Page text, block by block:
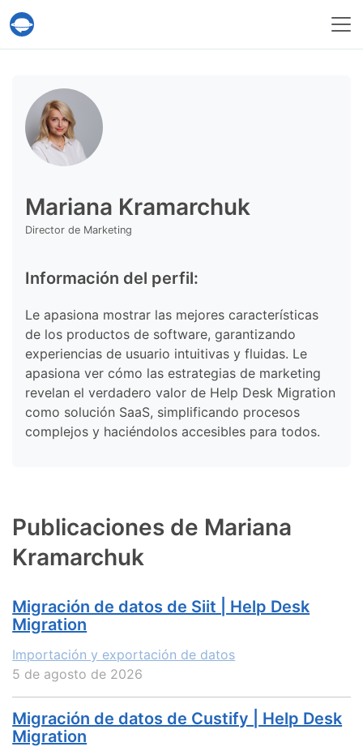
Servicio Help Desk Migration
Publicaciones de Mariana
Kramarchuk
Migración de datos de Siit | Help Desk
Migration
Importación y exportación de datos
5 de agosto de 2026
Migración de datos de Custify | Help Desk
Migration
Mariana Kramarchuk
Director de Marketing
Información del perfil:
Le apasiona mostrar las mejores características
de los productos de software, garantizando
experiencias de usuario intuitivas y fluidas. Le
apasiona ver cómo las estrategias de marketing
revelan el verdadero valor de Help Desk Migration
como solución SaaS, simplificando procesos
complejos y haciéndolos accesibles para todos.